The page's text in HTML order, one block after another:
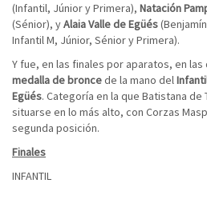
(Infantil, Júnior y Primera), Natación
(Sénior), yAlaia Valle de Egüés
Infantil M, Júnior, Sénior y Primera).
Y fue, en las finales por aparatos, en las
medalla de broncede la mano del
Egüés. Categoría en la que Batistana de
situarse en lo más alto, con Corzas
segunda posición.
Finales
INFANTIL